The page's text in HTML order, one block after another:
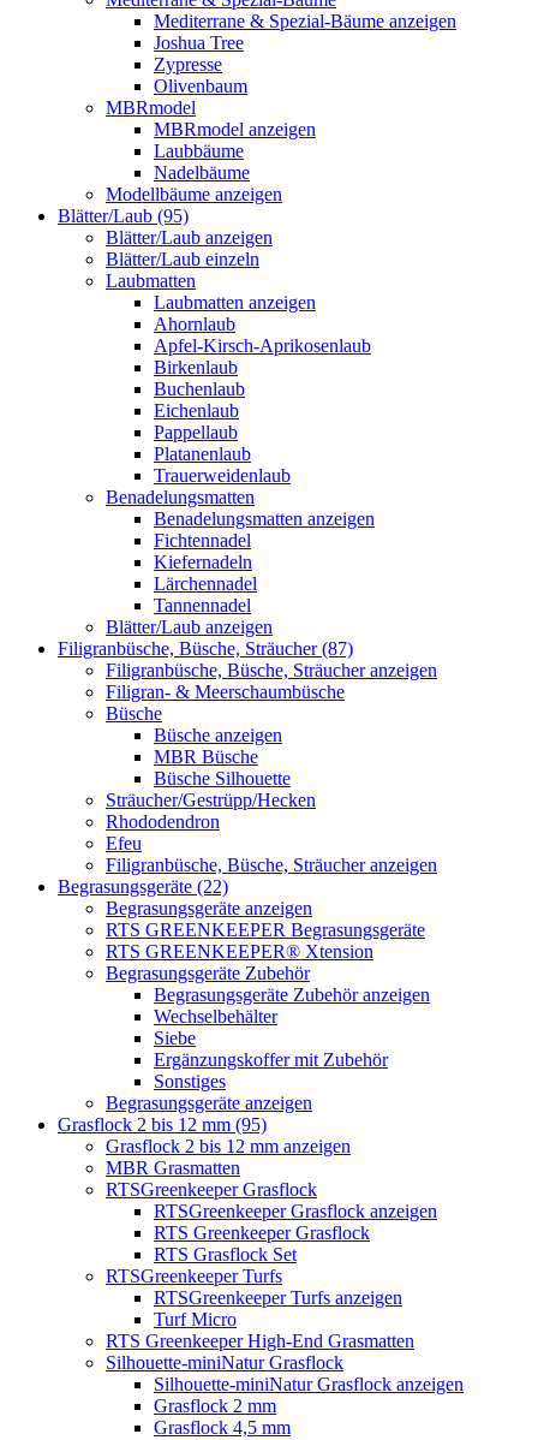
Mediterrane & Spezial-Bäume anzeigen
Joshua Tree
Zypresse
Olivenbaum
MBRmodel
MBRmodel anzeigen
Laubbäume
Nadelbäume
Modellbäume anzeigen
Blätter/Laub (95)
Blätter/Laub anzeigen
Blätter/Laub einzeln
Laubmatten
Laubmatten anzeigen
Ahornlaub
Apfel-Kirsch-Aprikosenlaub
Birkenlaub
Buchenlaub
Eichenlaub
Pappellaub
Platanenlaub
Trauerweidenlaub
Benadelungsmatten
Benadelungsmatten anzeigen
Fichtennadel
Kiefernadeln
Lärchennadel
Tannennadel
Blätter/Laub anzeigen
Filigranbüsche, Büsche, Sträucher (87)
Filigranbüsche, Büsche, Sträucher anzeigen
Filigran- & Meerschaumbüsche
Büsche
Büsche anzeigen
MBR Büsche
Büsche Silhouette
Sträucher/Gestrüpp/Hecken
Rhododendron
Efeu
Filigranbüsche, Büsche, Sträucher anzeigen
Begrasungsgeräte (22)
Begrasungsgeräte anzeigen
RTS GREENKEEPER Begrasungsgeräte
RTS GREENKEEPER® Xtension
Begrasungsgeräte Zubehör
Begrasungsgeräte Zubehör anzeigen
Wechselbehälter
Siebe
Ergänzungskoffer mit Zubehör
Sonstiges
Begrasungsgeräte anzeigen
Grasflock 2 bis 12 mm (95)
Grasflock 2 bis 12 mm anzeigen
MBR Grasmatten
RTSGreenkeeper Grasflock
RTSGreenkeeper Grasflock anzeigen
RTS Greenkeeper Grasflock
RTS Grasflock Set
RTSGreenkeeper Turfs
RTSGreenkeeper Turfs anzeigen
Turf Micro
RTS Greenkeeper High-End Grasmatten
Silhouette-miniNatur Grasflock
Silhouette-miniNatur Grasflock anzeigen
Grasflock 2 mm
Grasflock 4,5 mm